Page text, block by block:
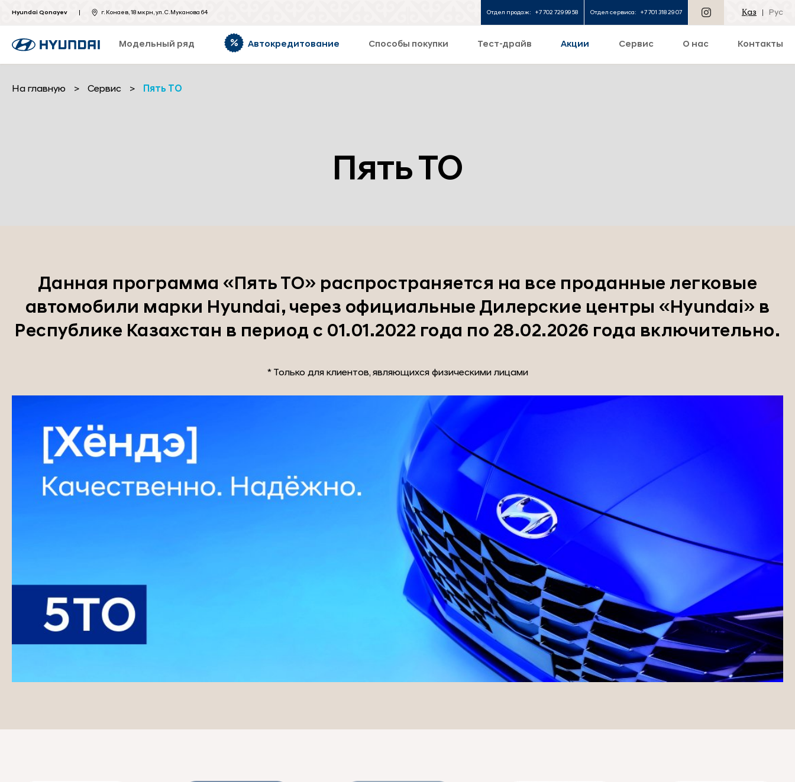
Hyundai Qonayev г. Конаев, 18 мкрн, ул. С.Муканова 64 Отдел продаж: +7 702 729 99 58 Отдел сервиса: +7 701 318 29 07 Қаз Рус
Модельный ряд Автокредитование Способы покупки Тест-драйв Акции Сервис О нас Контакты
На главную > Сервис > Пять ТО
Пять ТО
Данная программа «Пять ТО» распространяется на все проданные легковые
автомобили марки Hyundai, через официальные Дилерские центры «Hyundai» в
Республике Казахстан в период с 01.01.2022 года по 28.02.2026 года включительно.
* Только для клиентов, являющихся физическими лицами